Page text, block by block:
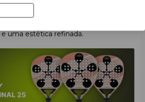
Gemma Triay para a final do Premier
híbrida, o peso leve e a tecnologia Air
uma estética refinada.